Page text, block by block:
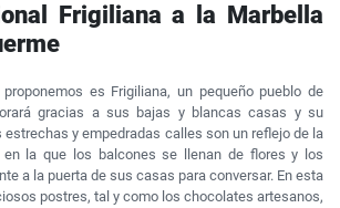
Frigiliana a la Marbella
es Frigiliana, un pequeño pueblo de
gracias a sus bajas y blancas casas y su
estrechas y empedradas calles son un reflejo de la
en la que los balcones se llenan de flores y los
a la puerta de sus casas para conversar. En esta
postres, tal y como los chocolates artesanos,